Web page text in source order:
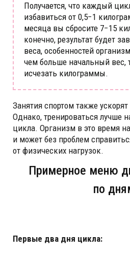
Получается, что каждый
избавиться от 0,5−1
месяца вы сбросите 7−15
конечно, результат будет
веса, особенностей
чем больше начальный вес,
исчезать килограммы.
Занятия спортом также
Однако, тренироваться лучше
цикла. Организм в это время
и может без проблем
от физических нагрузок.
Примерное меню
по
Первые два дня цикла: